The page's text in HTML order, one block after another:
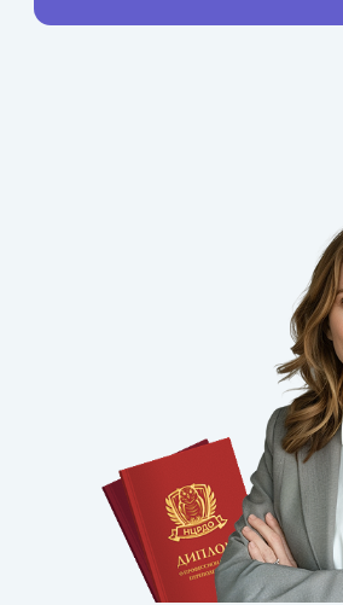
Рассрочка без переплат
Рассрочка без переплат
Официальные дипломы и
удостверения (ФИС ФРДО)
Дистанционное
обучение